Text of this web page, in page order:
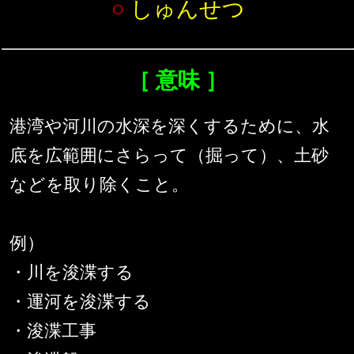
○ しゅんせつ
［ 意味 ］
港湾や河川の水深を深くするために、水
底を広範囲にさらって（掘って）、土砂
などを取り除くこと。
例）
・川を浚渫する
・運河を浚渫する
・浚渫工事